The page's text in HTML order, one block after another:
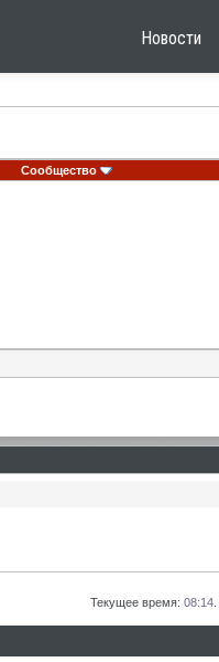
Новости
Сообщество
Текущее время: 08:14